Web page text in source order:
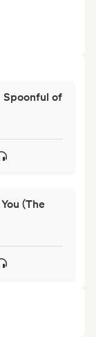
Spoonful of
(The